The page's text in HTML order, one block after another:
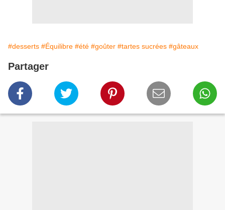
#desserts #Équilibre #été #goûter #tartes sucrées #gâteaux
Partager